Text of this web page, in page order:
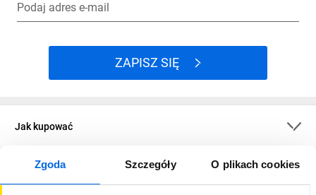
Zgoda Szczegóły O plikach cookies
Podaj adres e-mail
ZAPISZ SIĘ
Jak kupować
O firmie